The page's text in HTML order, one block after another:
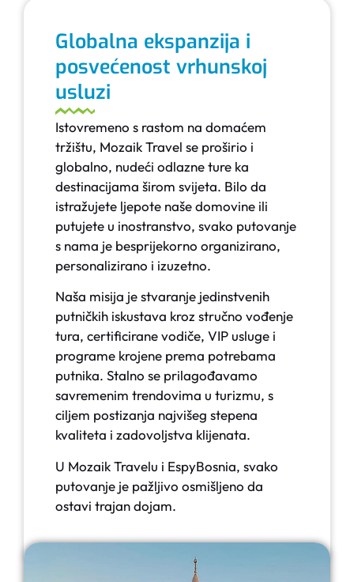
Globalna ekspanzija i
posvećenost vrhunskoj
usluzi
Istovremeno s rastom na domaćem
tržištu, Mozaik Travel se proširio i
globalno, nudeći odlazne ture ka
destinacijama širom svijeta. Bilo da
istražujete ljepote naše domovine ili
putujete u inostranstvo, svako putovanje
s nama je besprijekorno organizirano,
personalizirano i izuzetno.
Naša misija je stvaranje jedinstvenih
putničkih iskustava kroz stručno vođenje
tura, certificirane vodiče, VIP usluge i
programe krojene prema potrebama
putnika. Stalno se prilagođavamo
savremenim trendovima u turizmu, s
ciljem postizanja najvišeg stepena
kvaliteta i zadovoljstva klijenata.
U Mozaik Travelu i EspyBosnia, svako
putovanje je pažljivo osmišljeno da
ostavi trajan dojam.